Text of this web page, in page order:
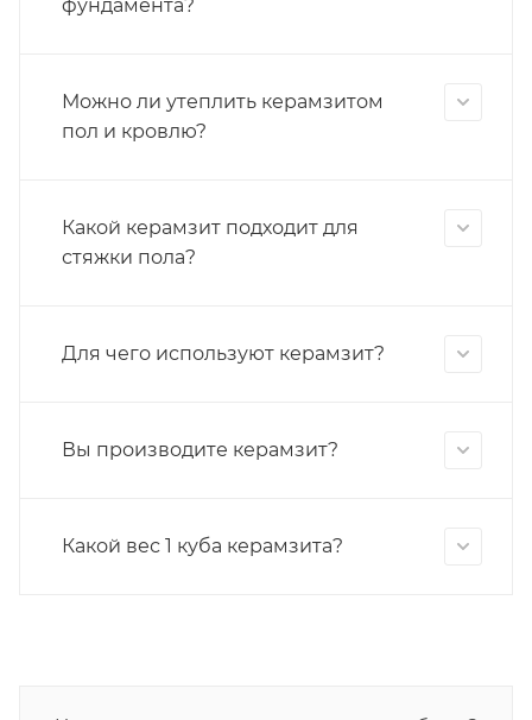
фундамента?
Можно ли утеплить керамзитом
пол и кровлю?
Какой керамзит подходит для
стяжки пола?
Для чего используют керамзит?
Вы производите керамзит?
Какой вес 1 куба керамзита?